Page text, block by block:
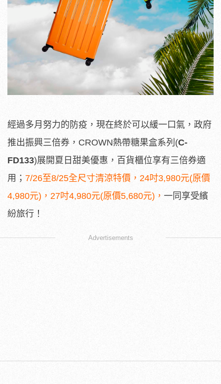
經過多月努力的防疫，現在終於可以緩一口氣，政府
推出振興三倍券，CROWN熱帶糖果盒系列(C-
FD133)展開夏日甜美優惠，百貨櫃位享有三倍券適
用； 7/26至8/25全尺寸清涼特價，24吋3,980元(原價
4,980元)，27吋4,980元(原價5,680元)， 一同享受繽
紛旅行！
Advertisements